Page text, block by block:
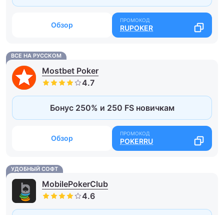
Обзор RUPOKER
ВСЕ НА РУССКОМ
Mostbet Poker
Бонус 250% и 250 FS новичкам
Обзор POKERRU
УДОБНЫЙ СОФТ
MobilePokerClub